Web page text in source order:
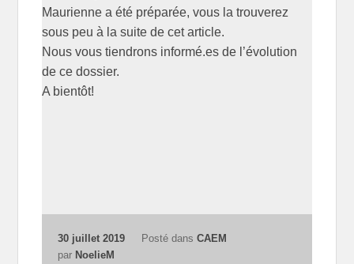
Maurienne a été préparée, vous la trouverez
sous peu à la suite de cet article.
Nous vous tiendrons informé.es de l’évolution
de ce dossier.
A bientôt!
30 juillet 2019
par NoelieM
Posté dans CAEM